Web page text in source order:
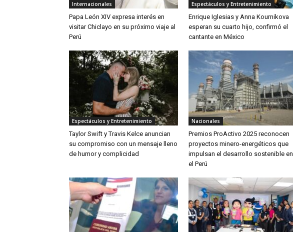
Internacionales
Papa León XIV expresa interés en
visitar Chiclayo en su próximo viaje al
Perú
Espectáculos y Entretenimiento
Enrique Iglesias y Anna Kournikova
esperan su cuarto hijo, confirmó el
cantante en México
Espectáculos y Entretenimiento
Taylor Swift y Travis Kelce anuncian
su compromiso con un mensaje lleno
de humor y complicidad
Nacionales
Premios ProActivo 2025 reconocen
proyectos minero-energéticos que
impulsan el desarrollo sostenible en
el Perú